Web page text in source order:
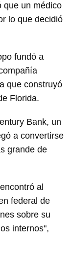
que un médico
lo que decidió
fundó a
que construyó
Florida.
Bank, un
a convertirse
grande de
al
federal de
sobre su
internos",